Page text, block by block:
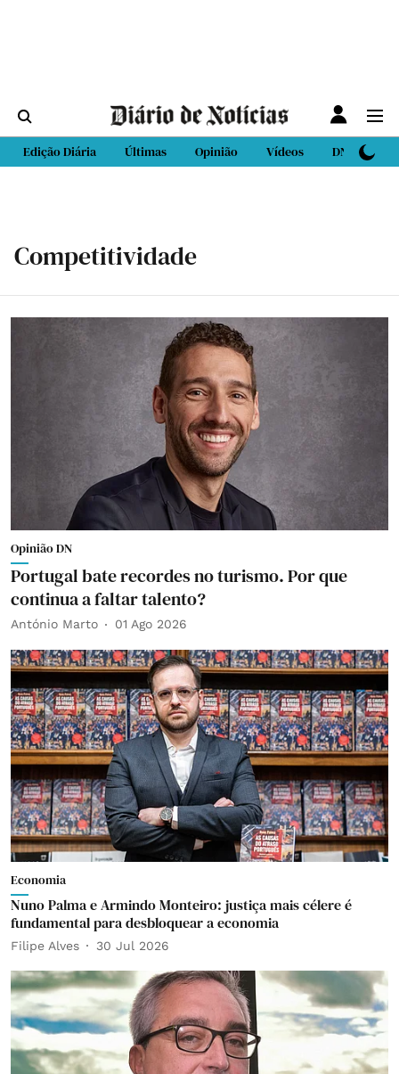
Edição Diária Últimas Opinião Vídeos DN Sport
Competitividade
Opinião DN
Portugal bate recordes no turismo. Por que
continua a faltar talento?
António Marto 01 Ago 2026
Economia
Nuno Palma e Armindo Monteiro: justiça mais célere é
fundamental para desbloquear a economia
Filipe Alves 30 Jul 2026